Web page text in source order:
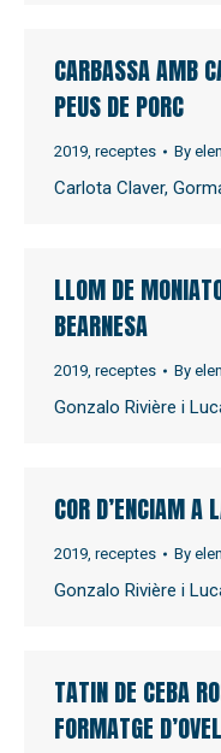
CARBASSA AMB
PEUS DE PORC
2019, receptes By
Carlota Claver,
LLOM DE
BEARNESA
2019, receptes By
Gonzalo Rivière i
COR D’ENCIAM A
2019, receptes By
Gonzalo Rivière i
TATIN DE CEBA
FORMATGE